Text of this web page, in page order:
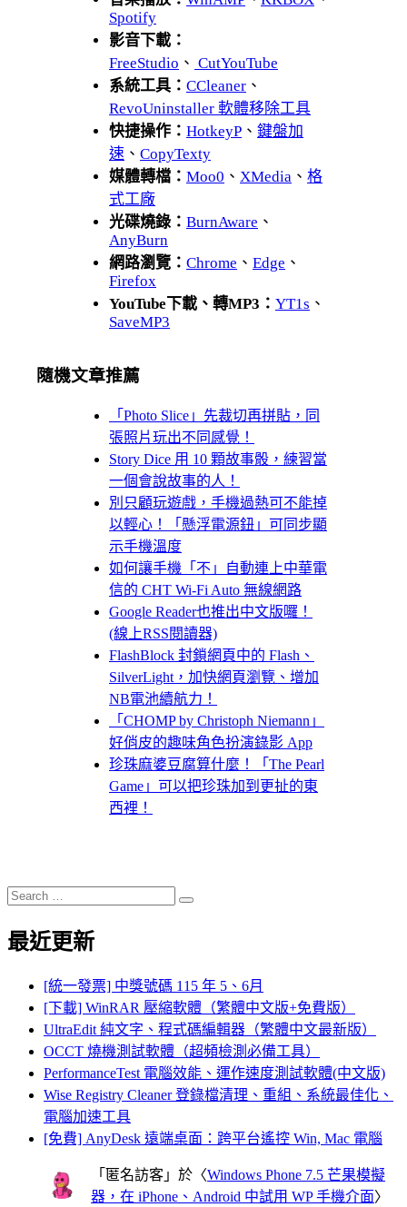
Spotify
影音下載：
FreeStudio 、 CutYouTube
系統工具： CCleaner 、
RevoUninstaller 軟體移除工具
快捷操作： HotkeyP 、 鍵盤加
速 、 CopyTexty
媒體轉檔： Moo0 、 XMedia 、 格
式工廠
光碟燒錄： BurnAware 、
AnyBurn
網路瀏覽： Chrome 、 Edge 、
Firefox
YouTube下載、轉MP3： YT1s 、
SaveMP3
隨機文章推薦
「Photo Slice」先裁切再拼貼，同
張照片玩出不同感覺！
Story Dice 用 10 顆故事骰，練習當
一個會說故事的人！
別只顧玩遊戲，手機過熱可不能掉
以輕心！「懸浮電源鈕」可同步顯
示手機溫度
如何讓手機「不」自動連上中華電
信的 CHT Wi-Fi Auto 無線網路
Google Reader也推出中文版囉！
(線上RSS閱讀器)
FlashBlock 封鎖網頁中的 Flash、
SilverLight，加快網頁瀏覽、增加
NB電池續航力！
「CHOMP by Christoph Niemann」
好俏皮的趣味角色扮演錄影 App
珍珠麻婆豆腐算什麼！「The Pearl
Game」可以把珍珠加到更扯的東
西裡！
Search
for:
Search
最近更新
[統一發票] 中獎號碼 115 年 5、6月
[下載] WinRAR 壓縮軟體（繁體中文版+免費版）
UltraEdit 純文字、程式碼編輯器（繁體中文最新版）
OCCT 燒機測試軟體（超頻檢測必備工具）
PerformanceTest 電腦效能、運作速度測試軟體(中文版)
Wise Registry Cleaner 登錄檔清理、重組、系統最佳化、
電腦加速工具
[免費] AnyDesk 遠端桌面：跨平台遙控 Win, Mac 電腦
「 匿名訪客 」於〈Windows Phone 7.5 芒果模擬
器，在 iPhone、Android 中試用 WP 手機介面〉